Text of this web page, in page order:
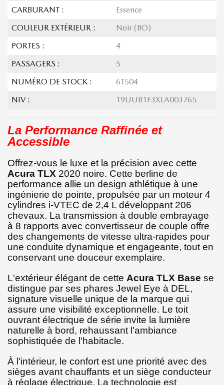
CARBURANT :
Essence
COULEUR EXTÉRIEUR :
Noir (BO)
PORTES :
4
PASSAGERS :
5
NUMÉRO DE STOCK :
6T504
NIV :
19UUB1F3XLA003765
La Performance Raffinée et
Accessible
Offrez-vous le luxe et la précision avec cette
Acura TLX 2020 noire. Cette berline de
performance allie un design athlétique à une
ingénierie de pointe, propulsée par un moteur 4
cylindres i-VTEC de 2,4 L développant 206
chevaux. La transmission à double embrayage
à 8 rapports avec convertisseur de couple offre
des changements de vitesse ultra-rapides pour
une conduite dynamique et engageante, tout en
conservant une douceur exemplaire.
L'extérieur élégant de cette Acura TLX Base se
distingue par ses phares Jewel Eye à DEL,
signature visuelle unique de la marque qui
assure une visibilité exceptionnelle. Le toit
ouvrant électrique de série invite la lumière
naturelle à bord, rehaussant l'ambiance
sophistiquée de l'habitacle.
À l'intérieur, le confort est une priorité avec des
sièges avant chauffants et un siège conducteur
à réglage électrique. La technologie est